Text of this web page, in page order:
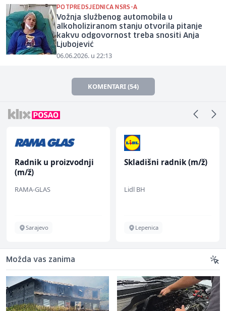
POTPREDSJEDNICA NSRS-A
Vožnja službenog automobila u
alkoholiziranom stanju otvorila pitanje
kakvu odgovornost treba snositi Anja
Ljubojević
06.06.2026. u 22:13
KOMENTARI (54)
Radnik u proizvodnji
(m/ž)
RAMA-GLAS
Sarajevo
Skladišni radnik (m/ž)
Lidl BH
Lepenica
Možda vas zanima